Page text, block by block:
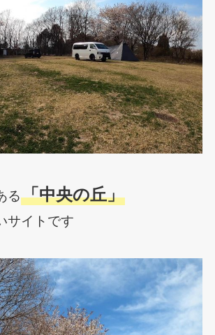
る「中央の丘」
サイトです